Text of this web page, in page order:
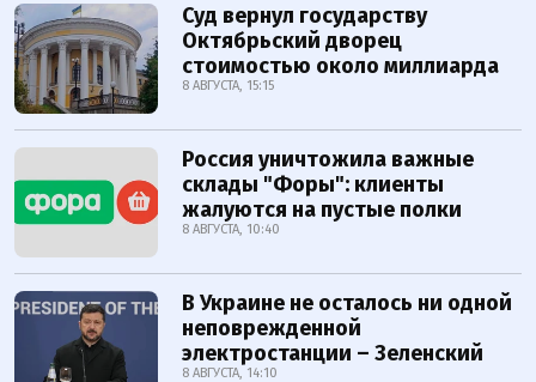
Суд вернул государству
Октябрьский дворец
стоимостью около миллиарда
8 АВГУСТА, 15:15
Россия уничтожила важные
склады "Форы": клиенты
жалуются на пустые полки
8 АВГУСТА, 10:40
В Украине не осталось ни одной
неповрежденной
электростанции – Зеленский
8 АВГУСТА, 14:10